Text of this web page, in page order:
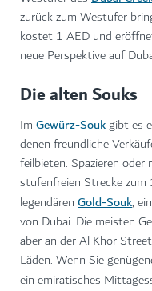
zurück zum Westufer
kostet 1 AED und
neue Perspektive auf
Die alten Souks
Im Gewürz-Soukgibt es
denen freundliche
feilbieten. Spazieren oder
stufenfreien Strecke
legendären Gold-Souk,
von Dubai. Die meisten
aber an der Al Khor
Läden. Wenn Sie
ein emiratisches